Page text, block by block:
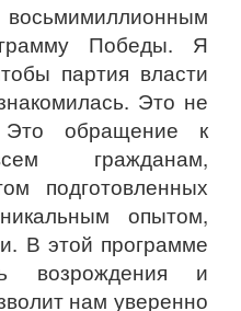
Победы. Я
партия власти
Это не
Это обращение к
гражданам,
подготовленных
опытом,
В этой программе
возрождения и
нам уверенно